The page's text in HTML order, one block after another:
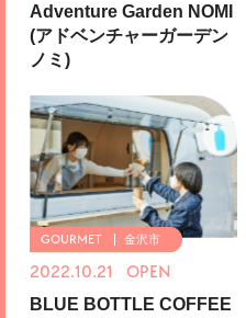
Adventure Garden NOMI
(アドベンチャーガーデン
ノミ)
金沢市
2022.10.21 OPEN
BLUE BOTTLE COFFEE